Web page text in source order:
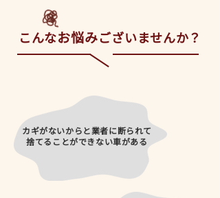
こんなお悩みございませんか？
カギがないからと業者に断られて
​捨てることができない車がある